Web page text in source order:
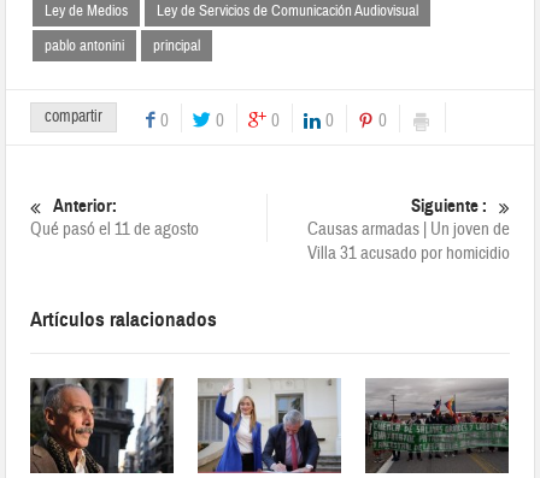
Ley de Medios
Ley de Servicios de Comunicación Audiovisual
pablo antonini
principal
compartir 0 0 0 0 0
Anterior:
Qué pasó el 11 de agosto
Siguiente :
Causas armadas | Un joven de
Villa 31 acusado por homicidio
Artículos ralacionados